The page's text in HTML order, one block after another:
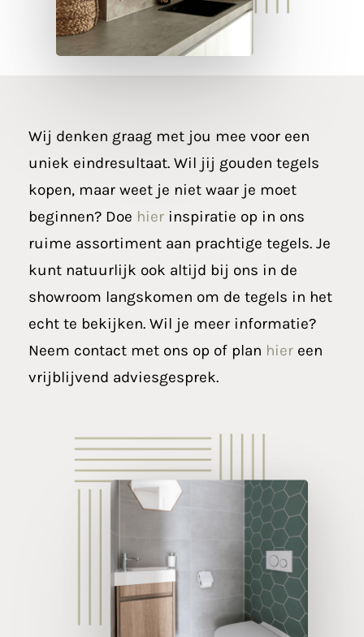
Wij denken graag met jou mee voor een
uniek eindresultaat. Wil jij gouden tegels
kopen, maar weet je niet waar je moet
beginnen? Doe hierinspiratie op in ons
ruime assortiment aan prachtige tegels. Je
kunt natuurlijk ook altijd bij ons in de
showroom langskomen om de tegels in het
echt te bekijken. Wil je meer informatie?
Neem contact met ons op of plan hiereen
vrijblijvend adviesgesprek.